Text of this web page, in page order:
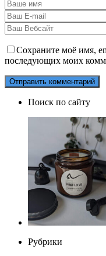
Сохраните моё имя,
последующих моих
Поиск по сайту
Рубрики